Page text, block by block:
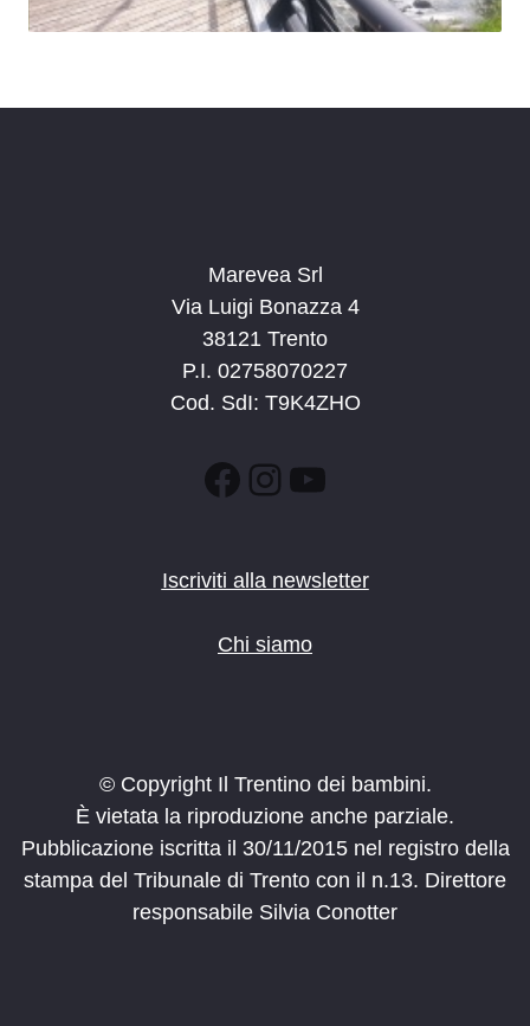
Marevea Srl
Via Luigi Bonazza 4
38121 Trento
P.I. 02758070227
Cod. SdI: T9K4ZHO
Facebook
Instagram
YouTube
Iscriviti alla newsletter
Chi siamo
© Copyright Il Trentino dei bambini.
È vietata la riproduzione anche parziale.
Pubblicazione iscritta il 30/11/2015 nel registro della
stampa del Tribunale di Trento con il n.13. Direttore
responsabile Silvia Conotter